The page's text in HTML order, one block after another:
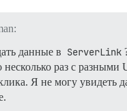
данные в ServerLink
несколько раз с
Я не могу увидеть